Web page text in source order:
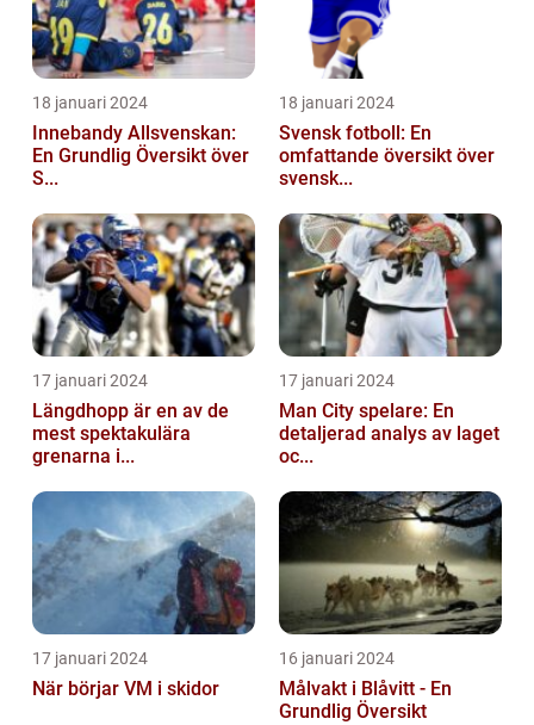
18 januari 2024
Innebandy Allsvenskan:
En Grundlig Översikt över
S...
18 januari 2024
Svensk fotboll: En
omfattande översikt över
svensk...
17 januari 2024
Längdhopp är en av de
mest spektakulära
grenarna i...
17 januari 2024
Man City spelare: En
detaljerad analys av laget
oc...
17 januari 2024
När börjar VM i skidor
16 januari 2024
Målvakt i Blåvitt - En
Grundlig Översikt